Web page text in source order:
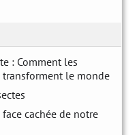
: Comment les
le monde
cachée de notre